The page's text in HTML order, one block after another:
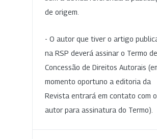
de origem.
- O autor que tiver o artigo
na RSP deverá assinar o Termo de
Concessão de Direitos Autorais
momento oportuno a editoria da
Revista entrará em contato com o
autor para assinatura do Termo).